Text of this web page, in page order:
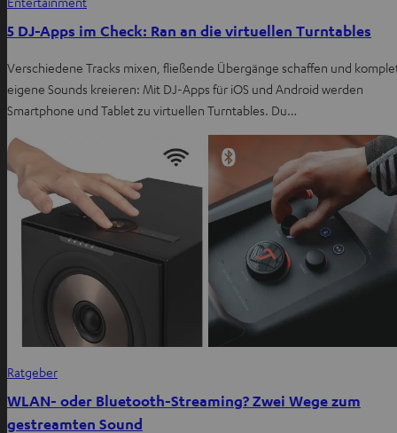
5 DJ-Apps im Check: Ran an die virtuellen Turntables
Verschiedene Tracks mixen, fließende Übergänge schaffen und
eigene Sounds kreieren: Mit DJ-Apps für iOS und Android werden
Smartphone und Tablet zu virtuellen Turntables. Du…
Ratgeber
WLAN- oder Bluetooth-Streaming? Zwei Wege zum
gestreamten Sound